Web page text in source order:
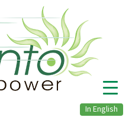
In English